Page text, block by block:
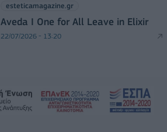
esteticamagazine.gr
Aveda I One for All Leave in Elixir
22/07/2026 - 13:20